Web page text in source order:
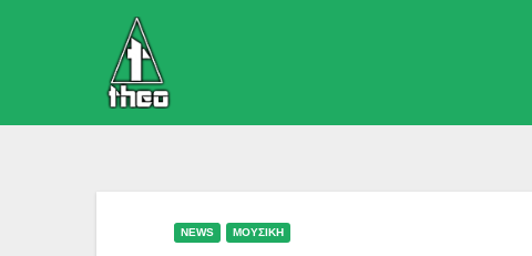
NEWS ΜΟΥΣΙΚΗ